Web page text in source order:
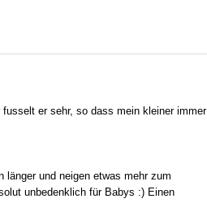
er sehr, so dass mein kleiner immer
und neigen etwas mehr zum
unbedenklich für Babys :) Einen